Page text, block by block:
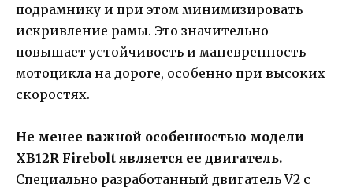
подрамнику и при этом минимизировать
искривление рамы. Это значительно
повышает устойчивость и маневренность
мотоцикла на дороге, особенно при высоких
скоростях.
Не менее важной особенностью модели
XB12R Firebolt является ее двигатель.
Специально разработанный двигатель V2 с